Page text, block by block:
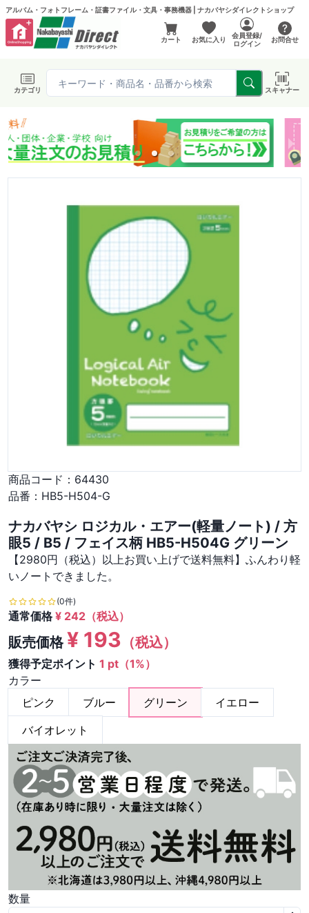
アルバム・フォトフレーム・証書ファイル・文具・事務機器 | ナカバヤシダイレクトショップ
カート お気に入り
会員登録/
ログイン
お問合せ
カテゴリ スキャナー
商品コード： 64430
品番： HB5-H504-G
ナカバヤシ ロジカル・エアー(軽量ノート) / 方
眼5 / B5 / フェイス柄 HB5-H504G グリーン
【2980円（税込）以上お買い上げで送料無料】ふんわり軽
いノートできました。
(0件)
通常価格¥ 242 （税込）
販売価格¥ 193 （税込）
獲得予定ポイント 1 pt（1%）
カラー
ピンク
ブルー グリーン
イエロー
バイオレット
数量